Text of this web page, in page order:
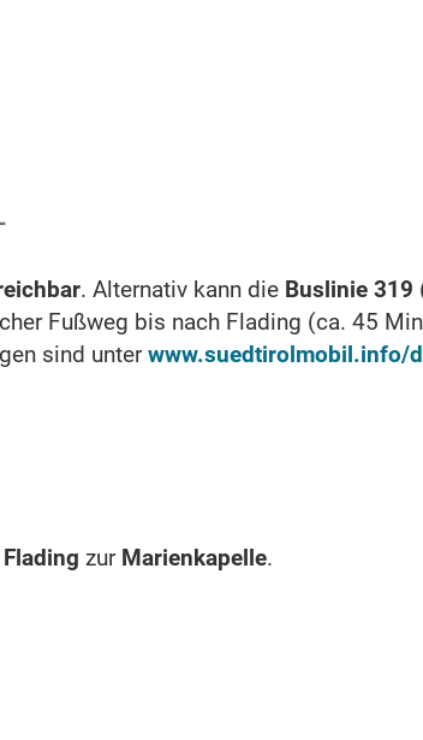
. Alternativ kann die Buslinie 319
Fußweg bis nach Flading (ca. 45
sind unterwww.suedtirolmobil.info/
Flading zur Marienkapelle.